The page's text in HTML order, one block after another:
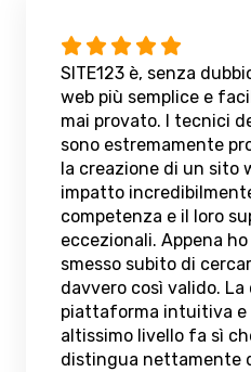
SITE123 è, senza
web più semplice e
mai provato. I tecnici
sono estremamente
la creazione di un sito
impatto
competenza e il loro
eccezionali. Appena
smesso subito di
davvero così valido.
piattaforma intuitiva e
altissimo livello fa sì
distingua nettamente